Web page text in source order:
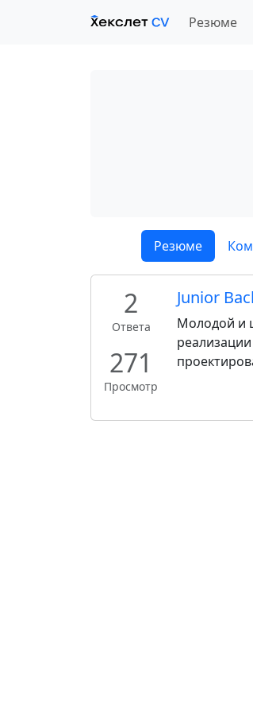
Резюме
Резюме
2
Ответа
271
Просмотр
Junior
Молодой и